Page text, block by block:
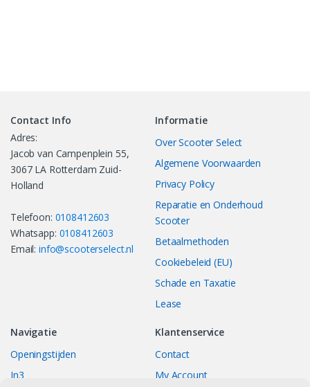
Contact Info
Adres:
Jacob van Campenplein 55,
3067 LA Rotterdam Zuid-
Holland
Telefoon: 0108412603
Whatsapp: 0108412603
Email:info@scooterselect.nl
Informatie
Over Scooter Select
Algemene Voorwaarden
Privacy Policy
Reparatie en Onderhoud
Scooter
Betaalmethoden
Cookiebeleid (EU)
Schade en Taxatie
Lease
Navigatie
Openingstijden
In3
Klantenservice
Contact
My Account